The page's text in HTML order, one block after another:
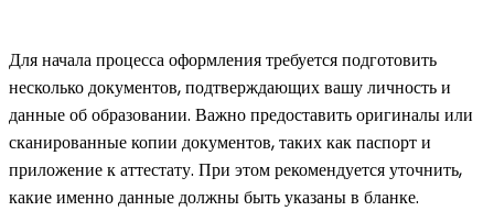
Для начала процесса оформления требуется подготовить
несколько документов, подтверждающих вашу личность и
данные об образовании. Важно предоставить оригиналы или
сканированные копии документов, таких как паспорт и
приложение к аттестату. При этом рекомендуется уточнить,
какие именно данные должны быть указаны в бланке.